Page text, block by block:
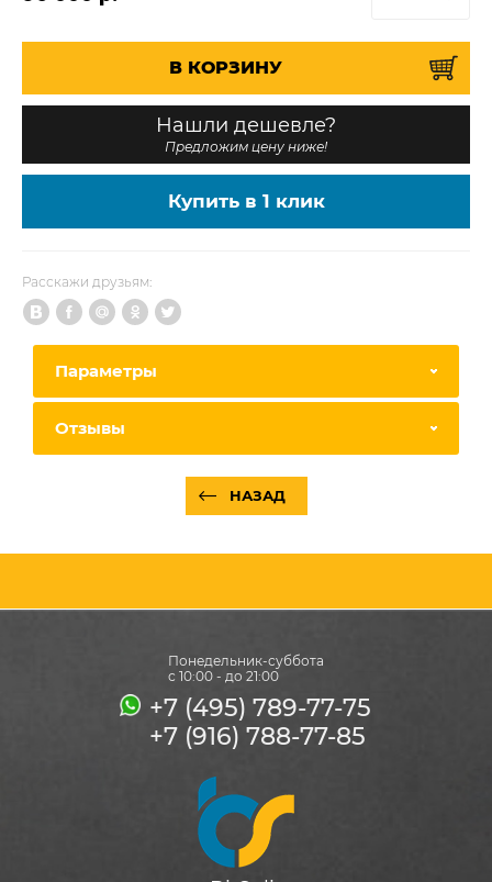
В КОРЗИНУ
Нашли дешевле?
Предложим цену ниже!
Купить в 1 клик
Расскажи друзьям:
Параметры
Отзывы
НАЗАД
Понедельник-суббота
с 10:00 - до 21:00
+7 (495) 789-77-75
+7 (916) 788-77-85